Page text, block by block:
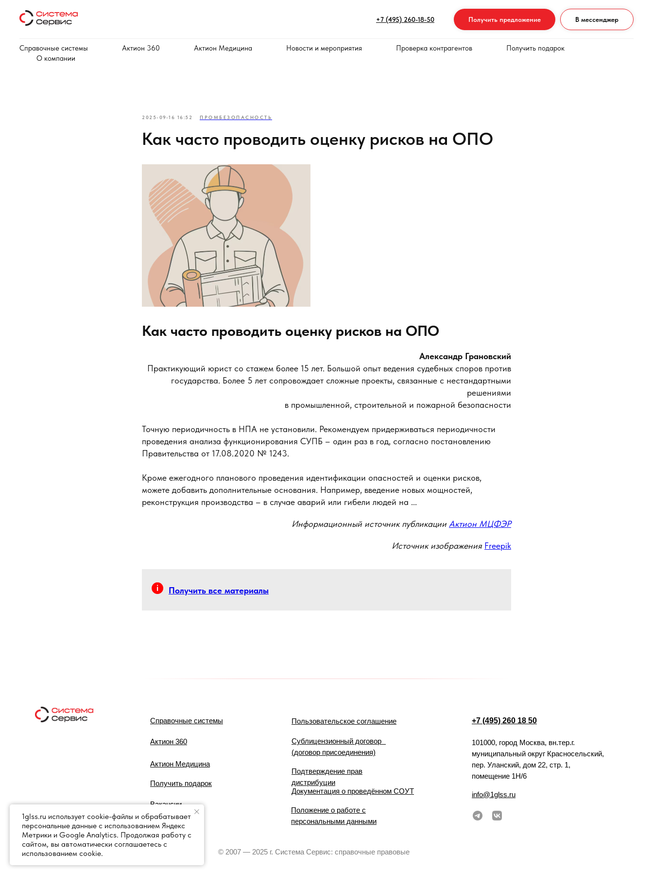
+7 (495) 260-18-50 Получить предложение В мессенджер
Справочные системы Актион 360 Актион Медицина Новости и мероприятия Проверка контрагентов
Получить подарок
О компании
2025-09-16 16:52 ПРОМБЕЗОПАСНОСТЬ
Как часто проводить оценку рисков на ОПО
Как часто проводить оценку рисков на ОПО
Александр Грановский
Практикующий юрист со стажем более 15 лет. Большой опыт ведения судебных споров против
государства. Более 5 лет сопровождает сложные проекты, связанные с нестандартными
решениями
в промышленной, строительной и пожарной безопасности
Точную периодичность в НПА не установили. Рекомендуем придерживаться периодичности
проведения анализа функционирования СУПБ – один раз в год, согласно постановлению
Правительства от 17.08.2020 № 1243.
Кроме ежегодного планового проведения идентификации опасностей и оценки рисков,
можете добавить дополнительные основания. Например, введение новых мощностей,
реконструкция производства – в случае аварий или гибели людей на ...
Информационный источник публикации Актион МЦФЭР
Источник изображения Freepik
Получить все материалы
+7 (495) 260 18 50
101000, город Москва, вн.тер.г.
муниципальный округ Красносельский,
пер. Уланский, дом 22, стр. 1,
помещение 1Н/6
info@1glss.ru
Справочные системы
Актион 360
Актион Медицина
Получить подарок
Вакансии
Контакты
Пользовательское соглашение
Сублицензионный договор
(договор присоединения)
Подтверждение прав
дистрибуции
Документация о проведённом СОУТ
Положение о работе с
персональными данными
© 2007 — 2025 г. Система Сервис: справочные правовые
1glss.ru использует cookie-файлы и обрабатывает
персональные данные с использованием Яндекс
Метрики и Google Analytics. Продолжая работу с
сайтом, вы автоматически соглашаетесь с
использованием cookie.